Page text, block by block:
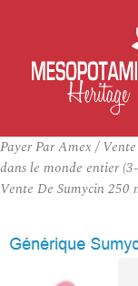
Payer Par Amex /
dans le monde entier
Vente De Sumycin 250